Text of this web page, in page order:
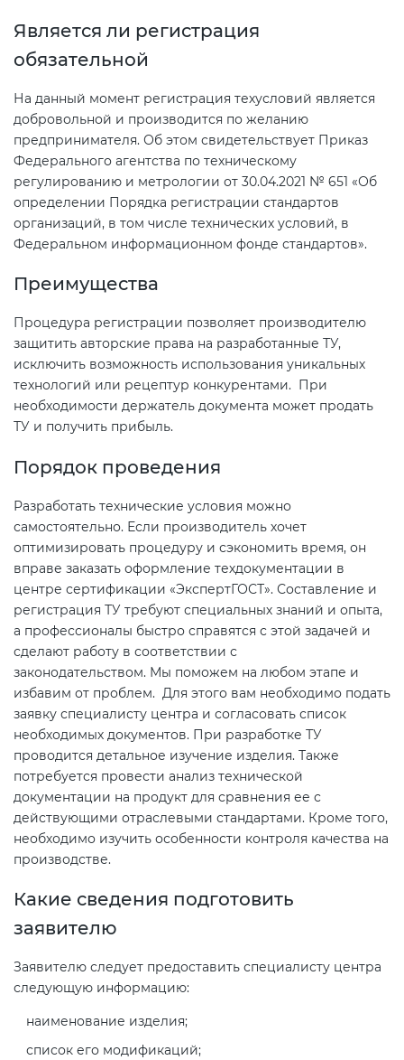
Является ли регистрация
обязательной
На данный момент регистрация техусловий является
добровольной и производится по желанию
предпринимателя. Об этом свидетельствует Приказ
Федерального агентства по техническому
регулированию и метрологии от 30.04.2021 № 651 «Об
определении Порядка регистрации стандартов
организаций, в том числе технических условий, в
Федеральном информационном фонде стандартов».
Преимущества
Процедура регистрации позволяет производителю
защитить авторские права на разработанные ТУ,
исключить возможность использования уникальных
технологий или рецептур конкурентами. При
необходимости держатель документа может продать
ТУ и получить прибыль.
Порядок проведения
Разработать технические условия можно
самостоятельно. Если производитель хочет
оптимизировать процедуру и сэкономить время, он
вправе заказать оформление техдокументации в
центре сертификации «ЭкспертГОСТ». Составление и
регистрация ТУ требуют специальных знаний и опыта,
а профессионалы быстро справятся с этой задачей и
сделают работу в соответствии с
законодательством. Мы поможем на любом этапе и
избавим от проблем. Для этого вам необходимо подать
заявку специалисту центра и согласовать список
необходимых документов. При разработке ТУ
проводится детальное изучение изделия. Также
потребуется провести анализ технической
документации на продукт для сравнения ее с
действующими отраслевыми стандартами. Кроме того,
необходимо изучить особенности контроля качества на
производстве.
Какие сведения подготовить
заявителю
Заявителю следует предоставить специалисту центра
следующую информацию:
наименование изделия;
список его модификаций;
регламенты